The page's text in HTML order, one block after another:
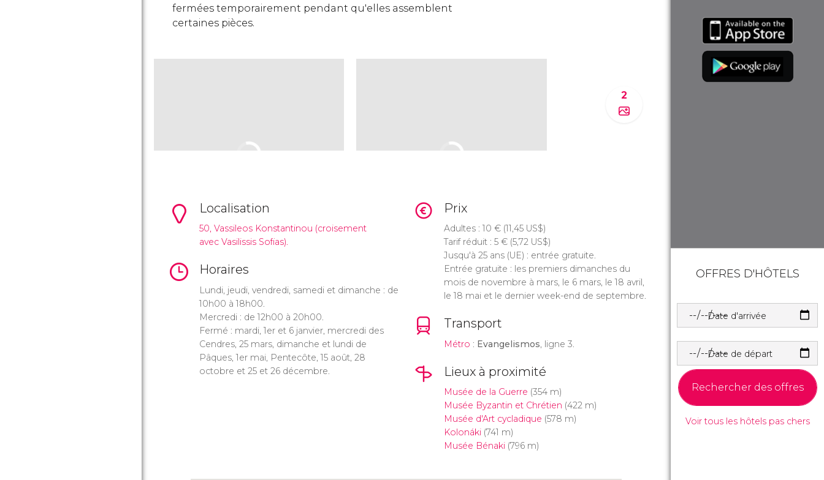
fermées temporairement pendant qu'elles assemblent
certaines pièces.
2
Localisation
50, Vassileos Konstantinou (croisement
avec Vasilissis Sofias).
Horaires
Lundi, jeudi, vendredi, samedi et dimanche : de
10h00 à 18h00.
Mercredi : de 12h00 à 20h00.
Fermé : mardi, 1er et 6 janvier, mercredi des
Cendres, 25 mars, dimanche et lundi de
Pâques, 1er mai, Pentecôte, 15 août, 28
octobre et 25 et 26 décembre.
Prix
Adultes : 10 €(11,45 US$)
Tarif réduit : 5 €(5,72 US$)
Jusqu'à 25 ans (UE) : entrée gratuite.
Entrée gratuite : les premiers dimanches du
mois de novembre à mars, le 6 mars, le 18 avril,
le 18 mai et le dernier week-end de septembre.
Transport
Métro : Evangelismos, ligne 3.
Lieux à proximité
Musée de la Guerre (354 m)
Musée Byzantin et Chrétien (422 m)
Musée d'Art cycladique (578 m)
Kolonáki (741 m)
Musée Bénaki(796 m)
OFFRES D'HÔTELS
Date d'arrivée
Date de départ
Rechercher des offres
Voir tous les hôtels pas chers